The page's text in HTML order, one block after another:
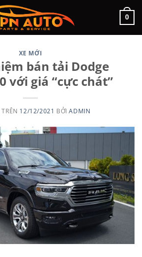
0
XE MỚI
bán tải Dodge
với giá “cực chát”
12/12/2021 BỞIADMIN